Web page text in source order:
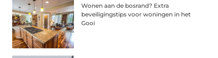
Wonen aan de bosrand? Extra
beveiligingstips voor woningen in het
Gooi